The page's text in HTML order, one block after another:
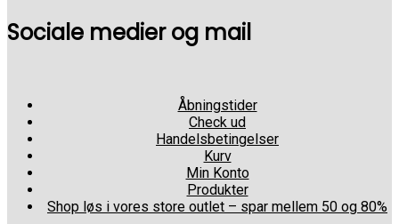
Sociale medier og mail
Åbningstider
Check ud
Handelsbetingelser
Kurv
Min Konto
Produkter
Shop løs i vores store outlet – spar mellem 50 og 80%